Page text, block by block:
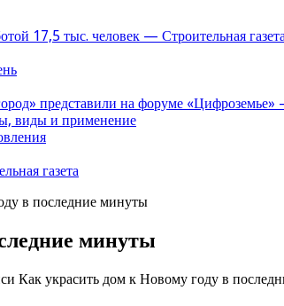
17,5 тыс. человек — Строительная
представили на форуме «Цифроземье»
виды и применение
газета
в последние минуты
минуты
Как украсить дом к Новому году в